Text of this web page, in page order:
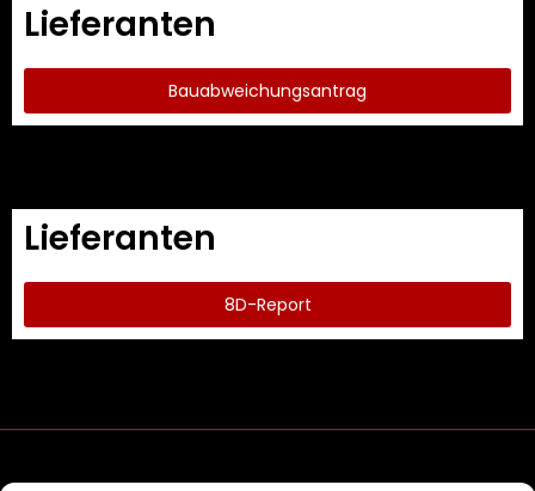
Lieferanten
Bauabweichungsantrag
Lieferanten
8D-Report